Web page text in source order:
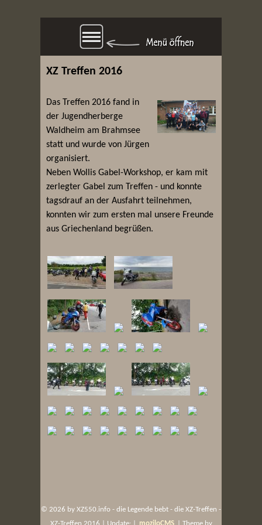
XZ Treffen 2016
Das Treffen 2016 fand in
der Jugendherberge
Waldheim am Brahmsee
statt und wurde von Jürgen
organisiert.
Neben Wollis Gabel-Workshop, er kam mit
zerlegter Gabel zum Treffen - und konnte
tagsdrauf an der Ausfahrt teilnehmen,
konnten wir zum ersten mal unsere Freunde
aus Griechenland begrüßen.
© 2026 by XZ550.info - die Legende bebt - die XZ-Treffen -